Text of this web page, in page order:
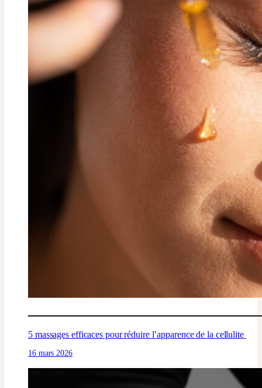
5 massages efficaces pour réduire l’apparence de la cellulite
16 mars 2026